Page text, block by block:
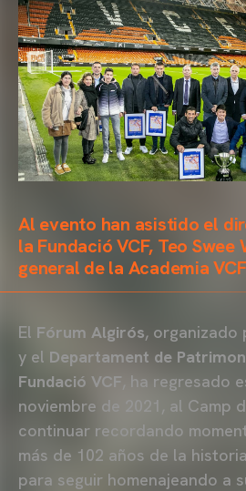
Al evento han asistido el
la Fundació VCF, Teo
general de la Academia
El Fórum Algirós, organizado
y el Departament de
Fundació VCF, ha regresado
noviembre de 2021, al Camp
continuar recordando
más de 102 años de la
para seguir homenajeando a